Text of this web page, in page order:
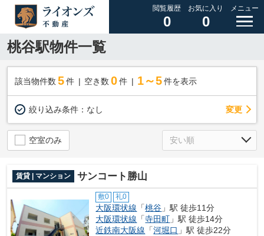
閲覧履歴
0
お気に入り
0
メニュー
桃谷駅物件一覧
該当物件数 5件 空き数 0 件 1～5 件を表示
絞り込み条件： なし 変更
空室のみ
賃貸 | マンション サンコート勝山
敷0 礼0
大阪環状線 「桃谷 」駅 徒歩11分
大阪環状線 「寺田町 」駅 徒歩14分
近鉄南大阪線 「河堀口 」駅 徒歩22分